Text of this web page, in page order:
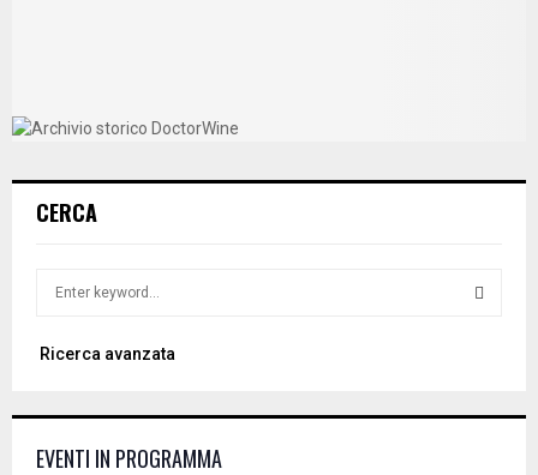
CERCA
r
o
Ricerca avanzata
EVENTI IN PROGRAMMA